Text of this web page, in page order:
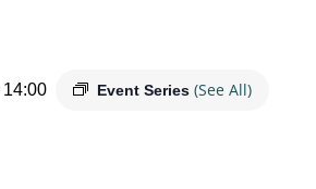
14:00 Event Series (See All)